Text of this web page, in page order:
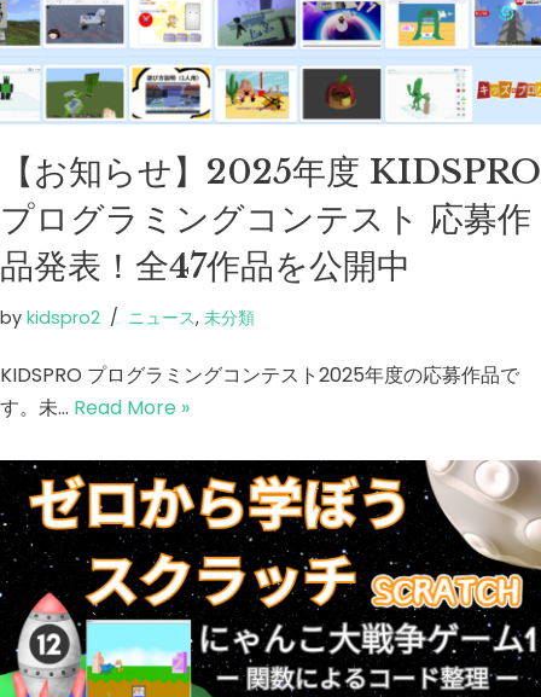
【お知らせ】2025年度 KIDSPRO
プログラミングコンテスト 応募作
品発表！全47作品を公開中
by kidspro2 ニュース, 未分類
KIDSPRO プログラミングコンテスト2025年度の応募作品で
す。未… Read More »